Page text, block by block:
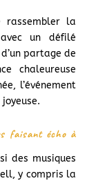
rassembler la
un défilé
partage de
chaleureuse
l’événement
faisant écho à
des musiques
y compris la